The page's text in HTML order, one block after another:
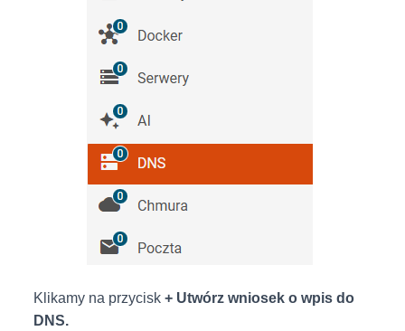
Klikamy na przycisk+ Utwórz wniosek o wpis do
DNS.